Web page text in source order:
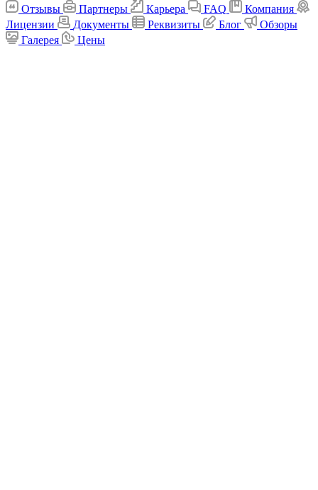
Отзывы
Партнеры Карьера FAQ
Компания
Лицензии
Документы Реквизиты Блог
Обзоры
Галерея
Цены